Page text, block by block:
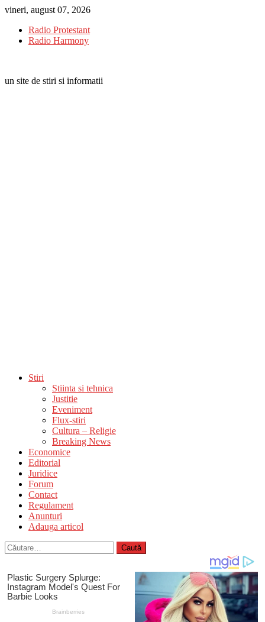
Skip
content
vineri, august 07, 2026
Radio Protestant
Radio Harmony
un site de stiri si informatii
Stiri
Stiinta si tehnica
Justitie
Eveniment
Flux-stiri
Cultura – Religie
Breaking News
Economice
Editorial
Juridice
Forum
Contact
Regulament
Anunturi
Adauga articol
Caută
după: